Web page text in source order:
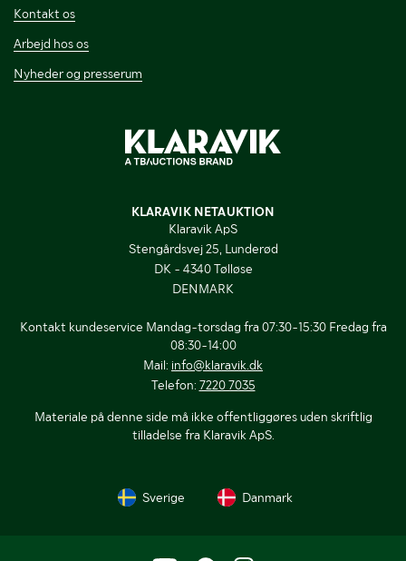
Kontakt os
Arbejd hos os
Nyheder og presserum
KLARAVIK NETAUKTION
Klaravik ApS
Stengårdsvej 25, Lunderød
DK - 4340 Tølløse
DENMARK
Kontakt kundeservice Mandag-torsdag fra 07:30-15:30 Fredag fra
08:30-14:00
Mail: info@klaravik.dk
Telefon: 7220 7035
Materiale på denne side må ikke offentliggøres uden skriftlig
tilladelse fra Klaravik ApS.
Sverige Danmark